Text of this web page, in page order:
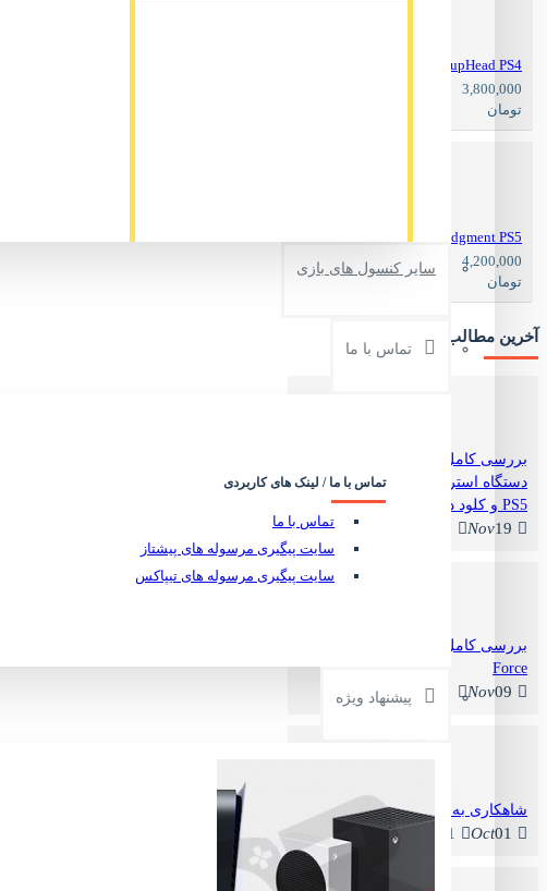
سایر کنسول های بازی
تماس با ما
تماس با ما / لینک های کاربردی
تماس با ما
سایت پیگیری مرسوله های پیشتاز
سایت پیگیری مرسوله های تیپاکس
پیشنهاد ویژه
CupHead PS4
3,800,000
تومان
Judgment PS5
4,200,000
تومان
4,900,000
تومان
آخرین مطالب وبلاگ
دستگاه استریم گیمینگ سونی برای
PS5 و کلود در سال ۲۰۲۵
19
Nov
Force
09
Nov
شاهکاری به نام Ghost of Yotei
01
Oct
1